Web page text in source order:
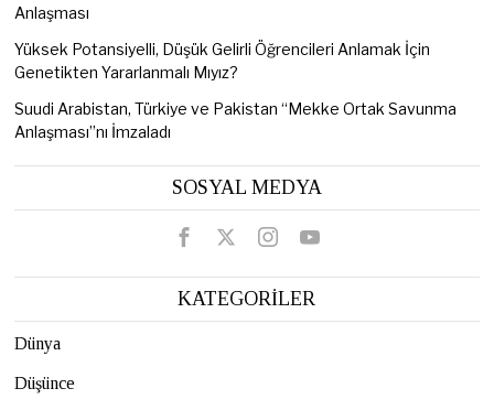
Anlaşması
Yüksek Potansiyelli, Düşük Gelirli Öğrencileri Anlamak İçin
Genetikten Yararlanmalı Mıyız?
Suudi Arabistan, Türkiye ve Pakistan “Mekke Ortak Savunma
Anlaşması”nı İmzaladı
SOSYAL MEDYA
KATEGORİLER
Dünya
Düşünce